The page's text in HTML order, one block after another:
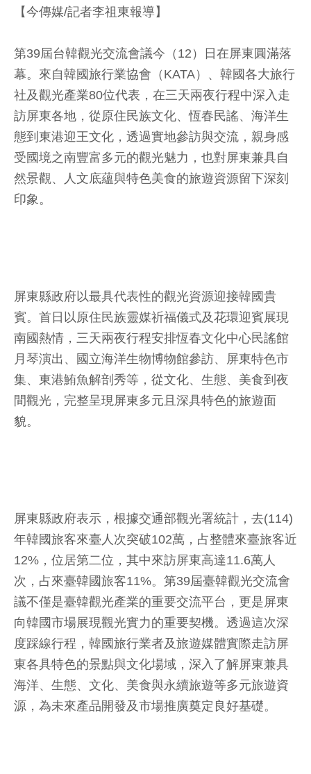
【今傳媒/記者李祖東報導】
第39屆台韓觀光交流會議今（12）日在屏東圓滿落
幕。來自韓國旅行業協會（KATA）、韓國各大旅行
社及觀光產業80位代表，在三天兩夜行程中深入走
訪屏東各地，從原住民族文化、恆春民謠、海洋生
態到東港迎王文化，透過實地參訪與交流，親身感
受國境之南豐富多元的觀光魅力，也對屏東兼具自
然景觀、人文底蘊與特色美食的旅遊資源留下深刻
印象。
屏東縣政府以最具代表性的觀光資源迎接韓國貴
賓。首日以原住民族靈媒祈福儀式及花環迎賓展現
南國熱情，三天兩夜行程安排恆春文化中心民謠館
月琴演出、國立海洋生物博物館參訪、屏東特色市
集、東港鮪魚解剖秀等，從文化、生態、美食到夜
間觀光，完整呈現屏東多元且深具特色的旅遊面
貌。
屏東縣政府表示，根據交通部觀光署統計，去(114)
年韓國旅客來臺人次突破102萬，占整體來臺旅客近
12%，位居第二位，其中來訪屏東高達11.6萬人
次，占來臺韓國旅客11%。第39屆臺韓觀光交流會
議不僅是臺韓觀光產業的重要交流平台，更是屏東
向韓國市場展現觀光實力的重要契機。透過這次深
度踩線行程，韓國旅行業者及旅遊媒體實際走訪屏
東各具特色的景點與文化場域，深入了解屏東兼具
海洋、生態、文化、美食與永續旅遊等多元旅遊資
源，為未來產品開發及市場推廣奠定良好基礎。